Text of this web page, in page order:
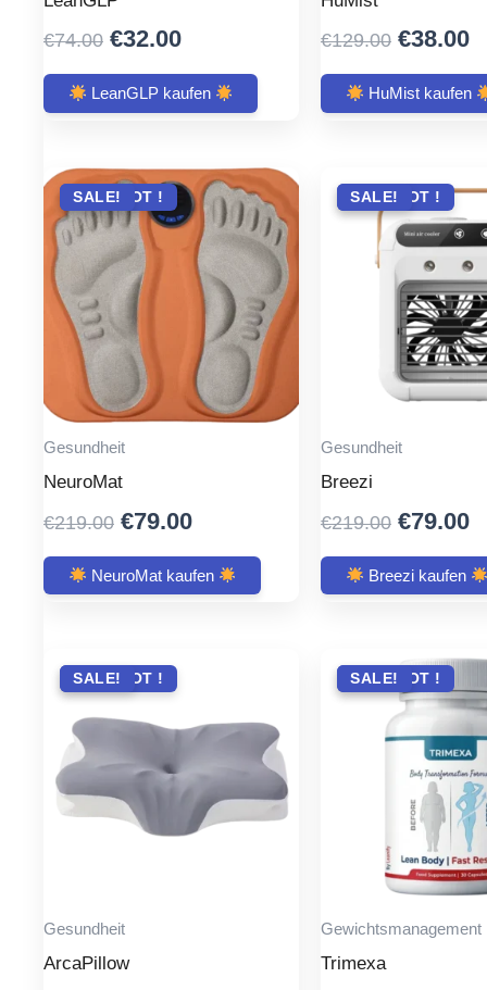
€74.00 Original
price
was:
€32.00Current
price
is:
LeanGLP kaufen
€129.00 Original
price
was:
€38.00
HuMist kaufen
ANGEBOT !
SALE!
Gesundheit
NeuroMat
€219.00 Original
price
was:
€79.00Current
price
is:
NeuroMat kaufen
ANGEBOT !
SALE!
Gesundheit
Breezi
€219.00 Original
price
was:
€79.00
Breezi kaufen
ANGEBOT !
SALE!
Gesundheit
ArcaPillow
ANGEBOT !
SALE!
Gewichtsmanagement
Trimexa